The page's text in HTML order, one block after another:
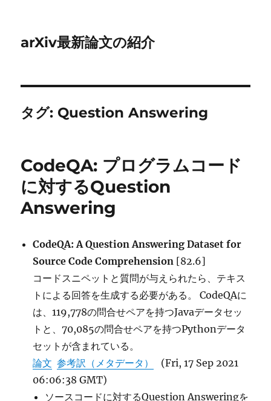
arXiv最新論文の紹介
タグ: Question Answering
CodeQA: プログラムコード
に対するQuestion
Answering
CodeQA: A Question Answering Dataset for
Source Code Comprehension [82.6]
コードスニペットと質問が与えられたら、テキス
トによる回答を生成する必要がある。 CodeQAに
は、119,778の問合せペアを持つJavaデータセッ
トと、70,085の問合せペアを持つPythonデータ
セットが含まれている。
論文 参考訳（メタデータ）
(Fri, 17 Sep 2021
06:06:38 GMT)
ソースコードに対するQuestion Answeringを